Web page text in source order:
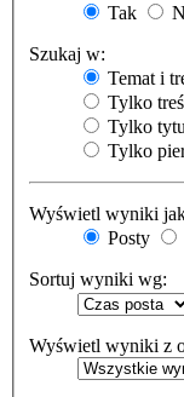
Tak
Szukaj w:
Temat i
Tylko
Tylko
Tylko
Wyświetl wyniki
Posty
Sortuj wyniki wg:
Wyświetl wyniki z